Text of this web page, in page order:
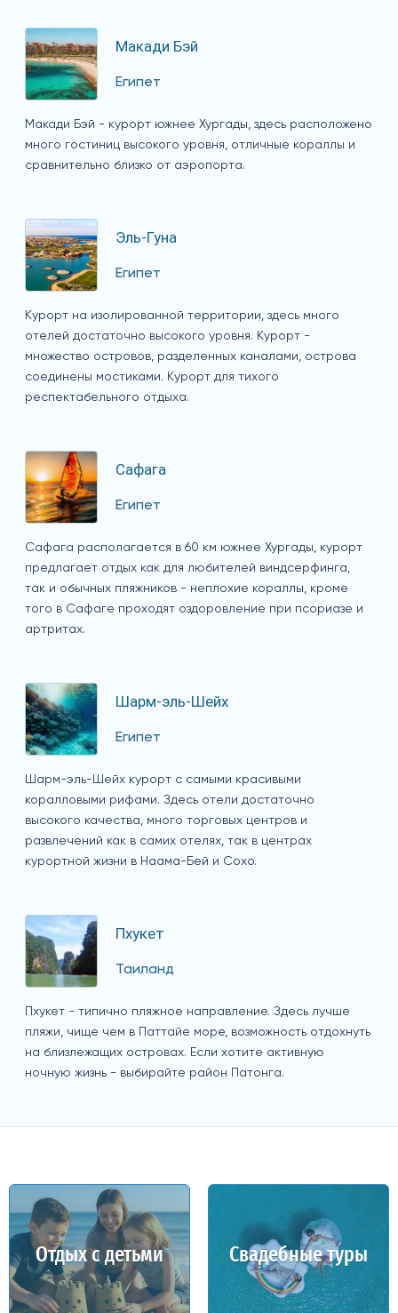
Макади Бэй
Египет
Макади Бэй - курорт южнее Хургады, здесь расположено
много гостиниц высокого уровня, отличные кораллы и
сравнительно близко от аэропорта.
Эль-Гуна
Египет
Курорт на изолированной территории, здесь много
отелей достаточно высокого уровня. Курорт -
множество островов, разделенных каналами, острова
соединены мостиками. Курорт для тихого
респектабельного отдыха.
Сафага
Египет
Сафага располагается в 60 км южнее Хургады, курорт
предлагает отдых как для любителей виндсерфинга,
так и обычных пляжников - неплохие кораллы, кроме
того в Сафаге проходят оздоровление при псориазе и
артритах.
Шарм-эль-Шейх
Египет
Шарм-эль-Шейх курорт с самыми красивыми
коралловыми рифами. Здесь отели достаточно
высокого качества, много торговых центров и
развлечений как в самих отелях, так в центрах
курортной жизни в Наама-Бей и Сохо.
Пхукет
Таиланд
Пхукет - типично пляжное направление. Здесь лучше
пляжи, чище чем в Паттайе море, возможность отдохнуть
на близлежащих островах. Если хотите активную
ночную жизнь - выбирайте район Патонга.
Отдых с детьми Свадебные туры